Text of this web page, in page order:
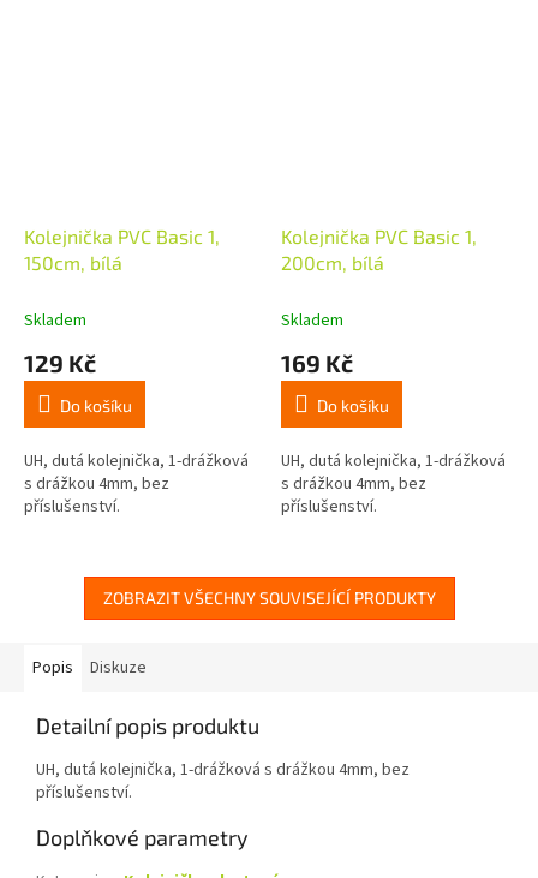
Kolejnička PVC Basic 1,
150cm, bílá
Skladem
129 Kč
Do košíku
UH, dutá kolejnička, 1-drážková
s drážkou 4mm, bez
příslušenství.
Kolejnička PVC Basic 1,
200cm, bílá
Skladem
169 Kč
Do košíku
UH, dutá kolejnička, 1-drážková
s drážkou 4mm, bez
příslušenství.
ZOBRAZIT VŠECHNY SOUVISEJÍCÍ PRODUKTY
Popis Diskuze
Detailní popis produktu
UH, dutá kolejnička, 1-drážková s drážkou 4mm, bez
příslušenství.
Doplňkové parametry